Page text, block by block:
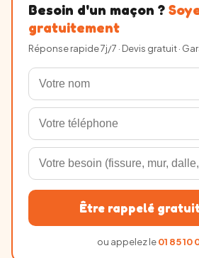
Besoin d'un maçon ?
gratuitement
Réponse rapide 7j/7 · Devis gratuit ·
Être rappelé
ou appelez le01 85 10